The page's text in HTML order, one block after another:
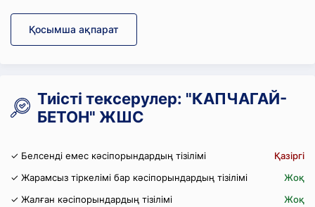
Қосымша ақпарат
Тиісті тексерулер: "КАПЧАГАЙ-
БЕТОН" ЖШС
✓ Белсенді емес кәсіпорындардың тізілімі
Қазіргі
✓ Жарамсыз тіркелімі бар кәсіпорындардың тізілімі
Жоқ
✓ Жалған кәсіпорындардың тізілімі
Жоқ